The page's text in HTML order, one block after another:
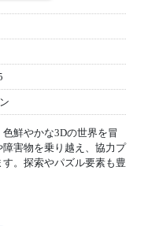
鮮やかな3Dの世界を冒
害物を乗り越え、協力プ
。探索やパズル要素も豊